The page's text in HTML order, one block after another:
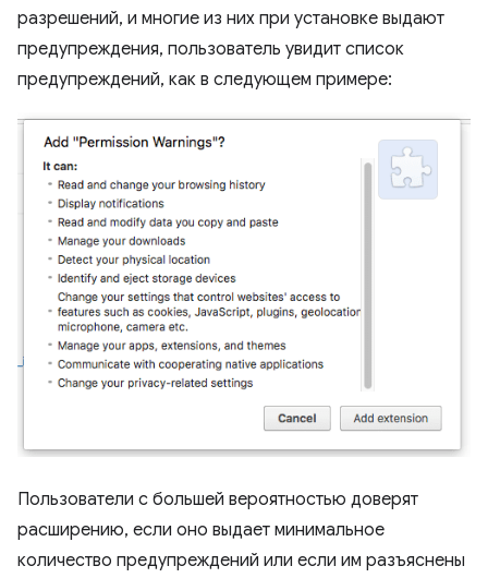
разрешений, и многие из них при установке выдают
предупреждения, пользователь увидит список
предупреждений, как в следующем примере:
Пользователи с большей вероятностью доверят
расширению, если оно выдает минимальное
количество предупреждений или если им разъяснены